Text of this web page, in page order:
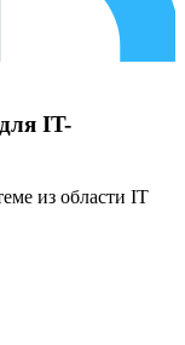
IT-
из области IT